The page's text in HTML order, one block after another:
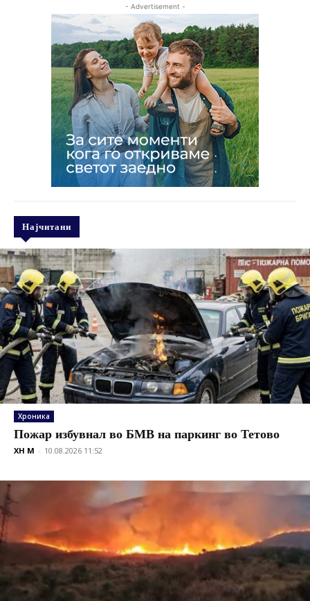
- Advertisement -
Најчитани
Хроника
Пожар избувнал во БМВ на паркинг во Тетово
XH M - 10.08.2026 11:52